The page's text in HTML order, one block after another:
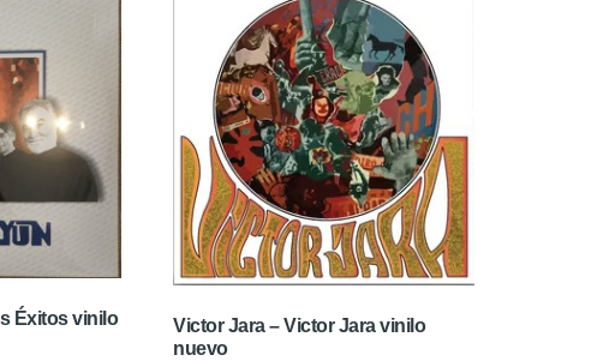
Éxitos vinilo
Victor Jara – Victor Jara vinilo
nuevo